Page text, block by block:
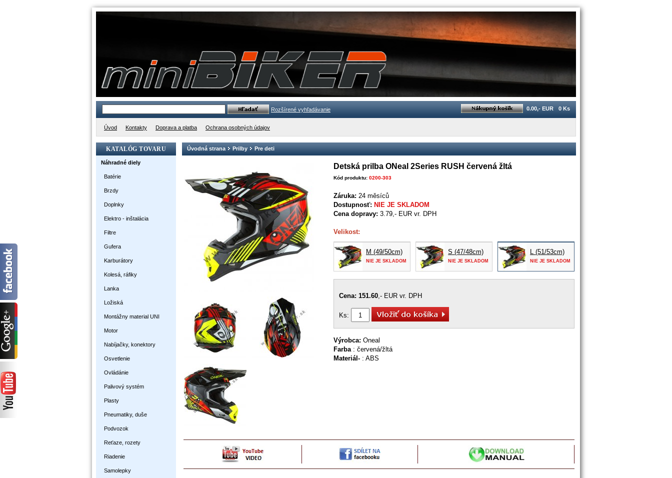
Rozšírené vyhľadávanie 0.00,- EUR 0 Ks
Úvod Kontakty Doprava a platba Ochrana osobných údajov
KATALÓG TOVARU
Náhradné diely
Batérie
Brzdy
Doplnky
Elektro - inštalácia
Filtre
Gufera
Karburátory
Kolesá, ráfiky
Lanka
Ložiská
Montážny material UNI
Motor
Nabíjačky, konektory
Osvetlenie
Ovládánie
Palivový systém
Plasty
Pneumatiky, duše
Podvozok
Reťaze, rozety
Riadenie
Samolepky
Úvodná strana Prilby Pre deti
Detská prilba ONeal 2Series RUSH červená žltá
Kód produktu: 0200-303
Záruka: 24 měsíců
Dostupnosť: NIE JE SKLADOM
Cena dopravy: 3.79,- EUR vr. DPH
Velikost:
M (49/50cm)
NIE JE SKLADOM
S (47/48cm)
NIE JE SKLADOM
L (51/53cm)
NIE JE SKLADOM
Cena: 151.60,- EUR vr. DPH
Ks:
Výrobca: Oneal
Farba: červená/žltá
Materiál- : ABS